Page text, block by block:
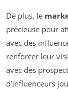
De plus, le
précieuse pour
avec des
renforcer leur
avec des
d’influenceurs